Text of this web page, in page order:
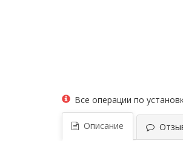
Все операции по
Описание